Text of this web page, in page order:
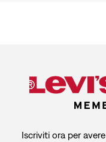
Iscriviti ora per